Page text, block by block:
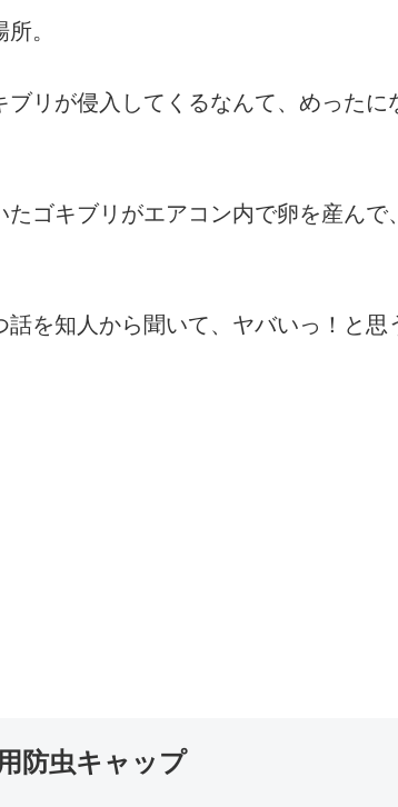
。
ブリが侵入してくるなんて、めった
たゴキブリがエアコン内で卵を産ん
を知人から聞いて、ヤバいっ！と思
防虫キャップ